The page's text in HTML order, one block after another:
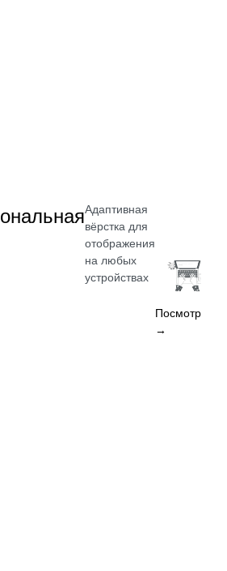
Адаптивная
вёрстка для
отображения
на любых
устройствах
Посмотреть
→